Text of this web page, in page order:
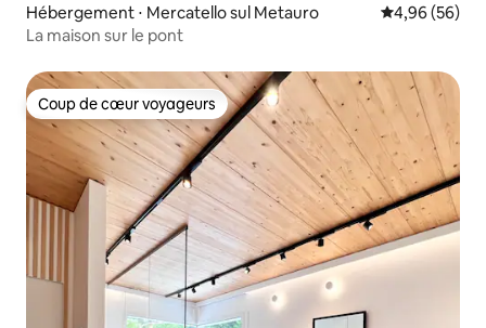
Hébergement ⋅ Mercatello sul Metauro Évaluation
4,96 (56)
La maison sur le pont
Coup de cœur voyageurs
Coup de cœur voyageurs